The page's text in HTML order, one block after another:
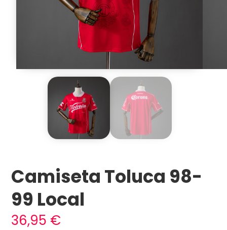
Camiseta Toluca 98-
99 Local
36,95 €